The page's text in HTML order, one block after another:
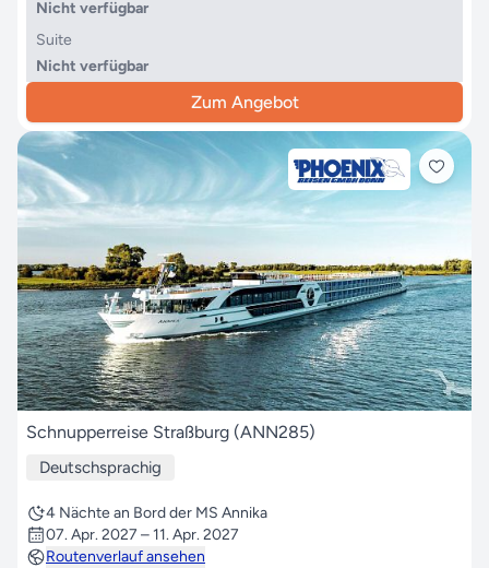
Nicht verfügbar
Suite
Nicht verfügbar
Zum Angebot
Schnupperreise Straßburg (ANN285)
Deutschsprachig
4 Nächte an Bord der MS Annika
07. Apr. 2027 – 11. Apr. 2027
Routenverlauf ansehen